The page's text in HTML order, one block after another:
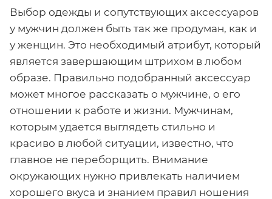
Выбор одежды и сопутствующих аксессуаров
у мужчин должен быть так же продуман, как и
у женщин. Это необходимый атрибут, который
является завершающим штрихом в любом
образе. Правильно подобранный аксессуар
может многое рассказать о мужчине, о его
отношении к работе и жизни. Мужчинам,
которым удается выглядеть стильно и
красиво в любой ситуации, известно, что
главное не переборщить. Внимание
окружающих нужно привлекать наличием
хорошего вкуса и знанием правил ношения